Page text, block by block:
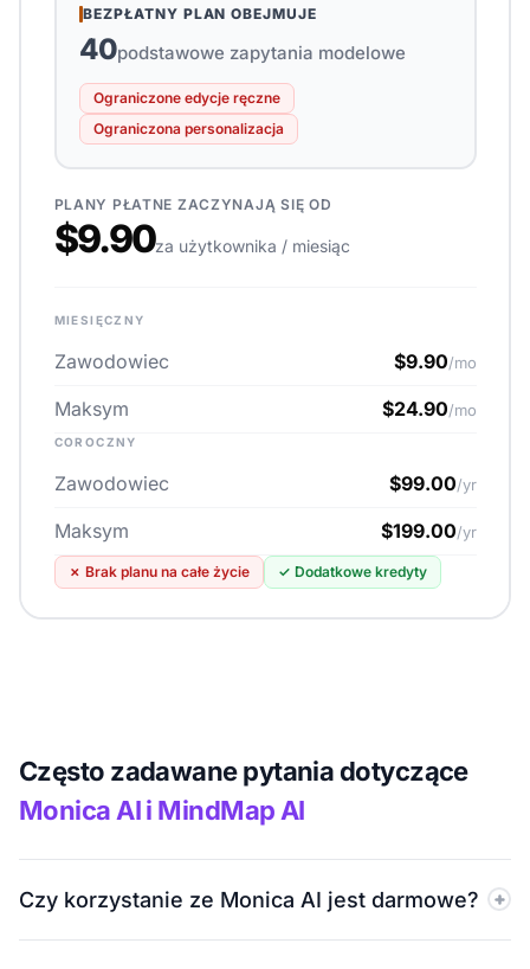
BEZPŁATNY PLAN OBEJMUJE
40podstawowe zapytania modelowe
Ograniczone edycje ręczne
Ograniczona personalizacja
PLANY PŁATNE ZACZYNAJĄ SIĘ OD
$9.90za użytkownika / miesiąc
MIESIĘCZNY
Zawodowiec $9.90/mo
Maksym $24.90/mo
COROCZNY
Zawodowiec $99.00/yr
Maksym $199.00/yr
✗ Brak planu na całe życie ✓ Dodatkowe kredyty
Często zadawane pytania dotyczące
Monica AI i MindMap AI
Czy korzystanie ze Monica AI jest darmowe?